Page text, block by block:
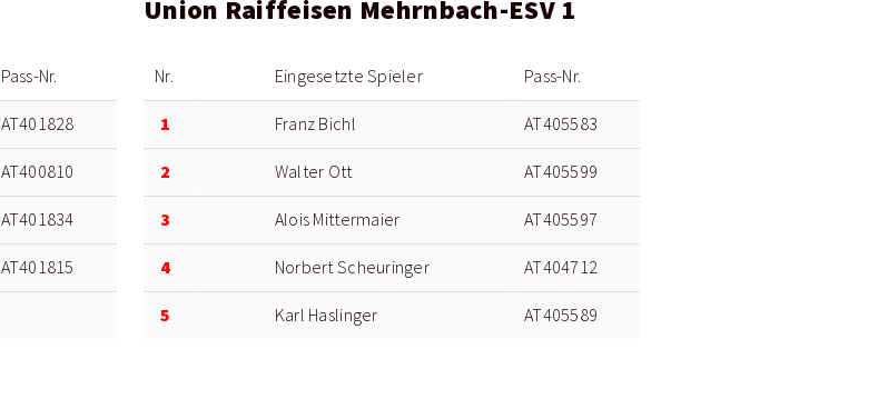
Pass-Nr.
AT401828
AT400810
AT401834
AT401815
Union Raiffeisen Mehrnbach-ESV 1
Nr. Eingesetzte Spieler Pass-Nr.
1 Franz Bichl AT405583
2 Walter Ott AT405599
3 Alois Mittermaier AT405597
4 Norbert Scheuringer AT404712
5 Karl Haslinger AT405589